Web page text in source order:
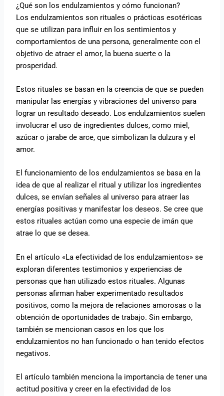
¿Qué son los endulzamientos y cómo funcionan?
Los endulzamientos son rituales o prácticas esotéricas
que se utilizan para influir en los sentimientos y
comportamientos de una persona, generalmente con el
objetivo de atraer el amor, la buena suerte o la
prosperidad.
Estos rituales se basan en la creencia de que se pueden
manipular las energías y vibraciones del universo para
lograr un resultado deseado. Los endulzamientos suelen
involucrar el uso de ingredientes dulces, como miel,
azúcar o jarabe de arce, que simbolizan la dulzura y el
amor.
El funcionamiento de los endulzamientos se basa en la
idea de que al realizar el ritual y utilizar los ingredientes
dulces, se envían señales al universo para atraer las
energías positivas y manifestar los deseos. Se cree que
estos rituales actúan como una especie de imán que
atrae lo que se desea.
En el artículo «La efectividad de los endulzamientos» se
exploran diferentes testimonios y experiencias de
personas que han utilizado estos rituales. Algunas
personas afirman haber experimentado resultados
positivos, como la mejora de relaciones amorosas o la
obtención de oportunidades de trabajo. Sin embargo,
también se mencionan casos en los que los
endulzamientos no han funcionado o han tenido efectos
negativos.
El artículo también menciona la importancia de tener una
actitud positiva y creer en la efectividad de los